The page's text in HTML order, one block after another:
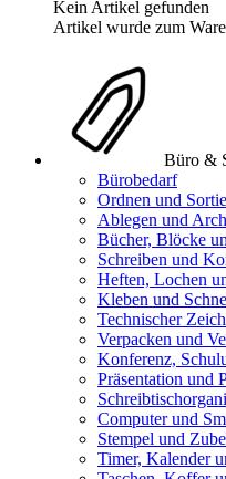
Kein Artikel gefunden
Artikel wurde zum
Büro &
Bürobedarf
Ordnen und
Ablegen und
Bücher, Blöcke
Schreiben und
Heften, Lochen
Kleben und
Technischer
Verpacken und
Konferenz,
Präsentation und
Computer und
Stempel und
Timer, Kalender